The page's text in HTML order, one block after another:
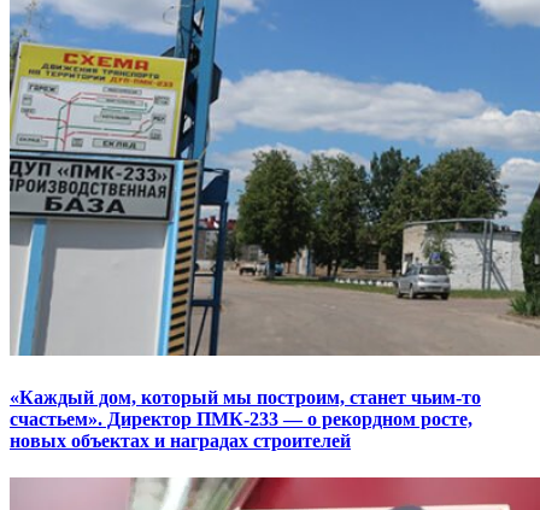
«Каждый дом, который мы построим, станет чьим-то
счастьем». Директор ПМК-233 — о рекордном росте,
новых объектах и наградах строителей